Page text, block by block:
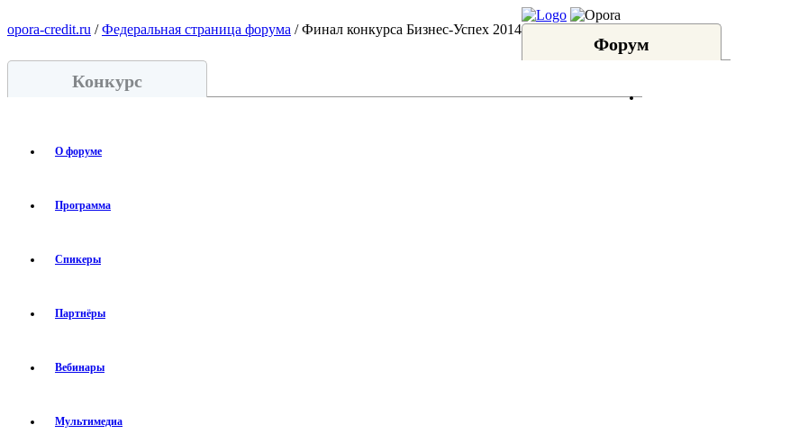
opora-credit.ru /Федеральная страница форума / Финал конкурса Бизнес-Успех 2014
Форум
Конкурс
О форуме
Программа
Спикеры
Партнёры
Вебинары
Мультимедиа